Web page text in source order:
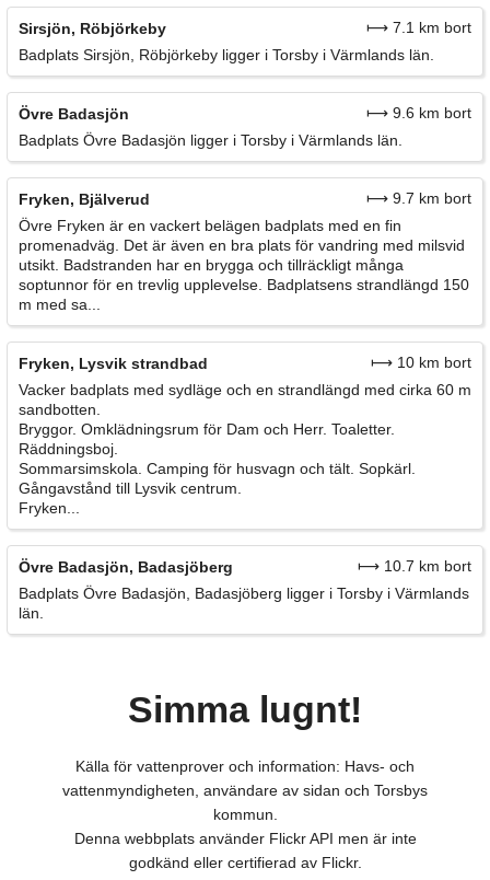
Sirsjön, Röbjörkeby
⟼ 7.1 km bort
Badplats Sirsjön, Röbjörkeby ligger i Torsby i Värmlands län.
Övre Badasjön
⟼ 9.6 km bort
Badplats Övre Badasjön ligger i Torsby i Värmlands län.
Fryken, Bjälverud
⟼ 9.7 km bort
Övre Fryken är en vackert belägen badplats med en fin
promenadväg. Det är även en bra plats för vandring med milsvid
utsikt. Badstranden har en brygga och tillräckligt många
soptunnor för en trevlig upplevelse. Badplatsens strandlängd 150
m med sa...
Fryken, Lysvik strandbad
⟼ 10 km bort
Vacker badplats med sydläge och en strandlängd med cirka 60 m
sandbotten.
Bryggor. Omklädningsrum för Dam och Herr. Toaletter.
Räddningsboj.
Sommarsimskola. Camping för husvagn och tält. Sopkärl.
Gångavstånd till Lysvik centrum.
Fryken...
Övre Badasjön, Badasjöberg
⟼ 10.7 km bort
Badplats Övre Badasjön, Badasjöberg ligger i Torsby i Värmlands
län.
Simma lugnt!
Källa för vattenprover och information: Havs- och
vattenmyndigheten, användare av sidan och Torsbys
kommun.
Denna webbplats använder Flickr API men är inte
godkänd eller certifierad av Flickr.